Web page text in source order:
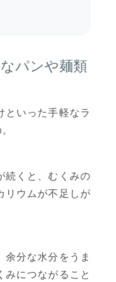
パンや麺類
といった手軽なラ
続くと、むくみの
リウムが不足しが
余分な水分をうま
みにつながること